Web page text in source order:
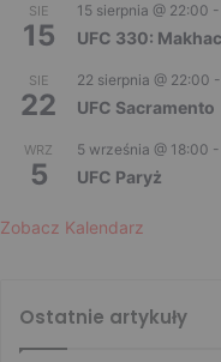
SIE
15
15 sierpnia @ 22:00 -
UFC 330:
SIE
22
22 sierpnia @ 22:00 -
UFC Sacramento
WRZ
5
5 września @ 18:00 -
UFC Paryż
Zobacz Kalendarz
Ostatnie artykuły